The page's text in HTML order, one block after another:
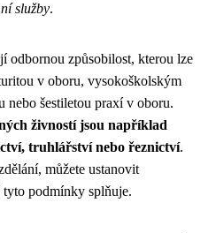
služby.
odbornou způsobilost, kterou lze
v oboru, vysokoškolským
nebo šestiletou praxí v oboru.
živností jsou například
truhlářství nebo řeznictví.
můžete ustanovit
tyto podmínky splňuje.